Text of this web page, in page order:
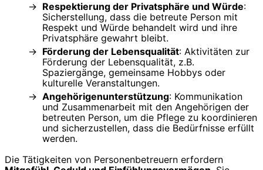
Respektierung der Privatsphäre und Würde:
Sicherstellung, dass die betreute Person mit
Respekt und Würde behandelt wird und ihre
Privatsphäre gewahrt bleibt.
Förderung der Lebensqualität: Aktivitäten zur
Förderung der Lebensqualität, z.B.
Spaziergänge, gemeinsame Hobbys oder
kulturelle Veranstaltungen.
Angehörigenunterstützung: Kommunikation
und Zusammenarbeit mit den Angehörigen der
betreuten Person, um die Pflege zu koordinieren
und sicherzustellen, dass die Bedürfnisse erfüllt
werden.
Die Tätigkeiten von Personenbetreuern erfordern